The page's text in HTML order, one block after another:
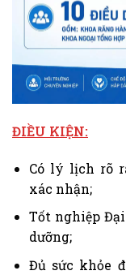
ĐIỀU KIỆN:
Có lý lịch rõ
xác nhận;
Tốt nghiệp
dưỡng;
Đủ sức khỏe